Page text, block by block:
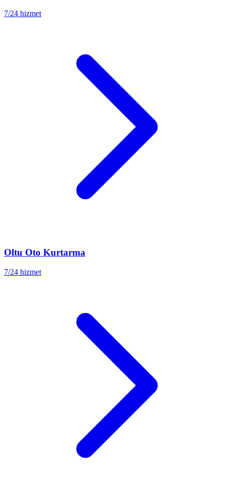
7/24 hizmet
Oltu Oto Kurtarma
7/24 hizmet